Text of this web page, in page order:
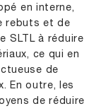
en interne,
rebuts et de
SLTL à réduire
ce qui en
de
En outre, les
de réduire